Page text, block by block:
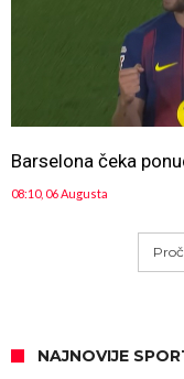
Barselona čeka
08:10, 06 Augusta
NAJNOVIJE